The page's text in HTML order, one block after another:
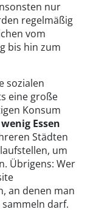
nur
regelmäßig
vom
bis hin zum
sozialen
eine große
Konsum
Essen
Städten
um
Übrigens: Wer
an denen man
sammeln darf.